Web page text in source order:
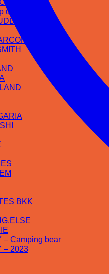
up
pop up
BKK
– Camping bear
– 2023